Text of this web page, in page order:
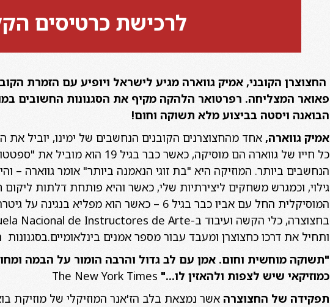
לרכישת כרטיסים
החצוצרן הקובני, אמיק גווארה מגיע לישראל ויופיע עם הזמרת
פאואר המצליחה. רפרטואר הלהקה מקיף את הסגנונות החשובים
הבואנה ויסטה בביצוע מלא תשוקה וחום!
אמיק גווארה, אחד מהחצוצרנים הקובנים הנחשבים של ימינו, יוביל
כל חייו של גווארה הם מוסיקה, כאשר
הנחשבים ביותר. המוזיקה היא "בת זוגי הנאמנה ביותר" אומר גווארה –
גילוי, וכמגרש משחקים ליצירתיות שלי, כאשר והיא פותחת דלתות
ותחיל את דרכו כחצוצרן ומעבד עבור מספר אמנים בינלאומיים.בסגנונות
"תשוקה מוחשית וחום. אמן עם לב גדול והרבה הומור על הבמה
כמוזיקאי שיש לצפות ולהאזין לו…"
תפקידה של החצוצרה אשר נמצאת בלב הז'אנר המוזיקלי של מוזיקת